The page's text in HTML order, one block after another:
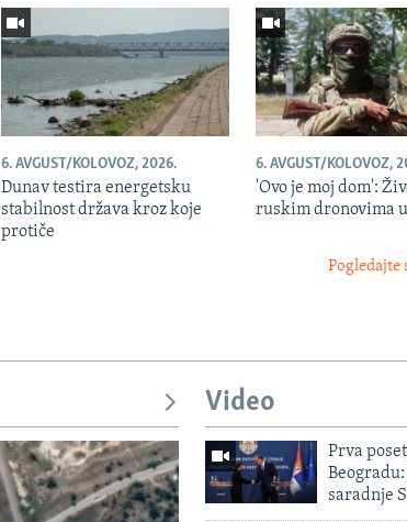
6. AVGUST/KOLOVOZ, 2026.
Dunav testira energetsku
stabilnost država kroz koje
protiče
6. AVGUST/KOLOVOZ,
'Ovo je moj dom':
ruskim dronovima
Pogledajte
Video
Prva
saradnje